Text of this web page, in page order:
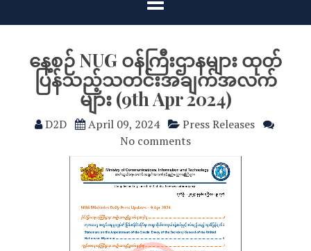
နေ့စဉ် NUG ဝန်ကြီးဌာနများ ထုတ်
ပြန်သည့်သတင်းအချက်အလက်
များ (9th Apr 2024)
D2D April 09, 2024
Press Releases
No comments